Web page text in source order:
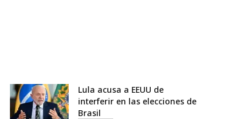
Lula acusa a EEUU de
interferir en las elecciones de
Brasil